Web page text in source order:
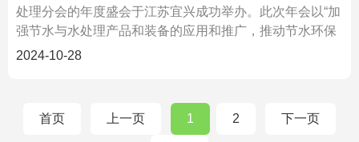
处理分会的年度盛会于江苏宜兴成功举办。此次年会以“加
强节水与水处理产品和装备的应用和推广，推动节水环保
产业高质量发展”为主题，紧密贴合国家政策...
2024-10-28
首页 上一页 1 2 下一页